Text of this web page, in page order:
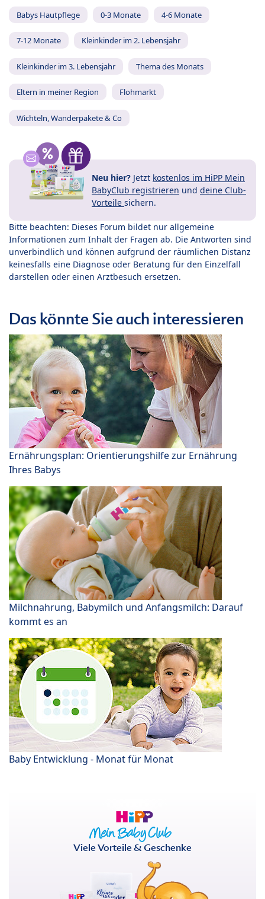
Babys Hautpflege 0-3 Monate 4-6 Monate
7-12 Monate Kleinkinder im 2. Lebensjahr
Kleinkinder im 3. Lebensjahr Thema des Monats
Eltern in meiner Region Flohmarkt
Wichteln, Wanderpakete & Co
Neu hier? Jetzt kostenlos im HiPP Mein
BabyClub registrieren und deine Club-
Vorteile sichern.
Bitte beachten: Dieses Forum bildet nur allgemeine
Informationen zum Inhalt der Fragen ab. Die Antworten sind
unverbindlich und können aufgrund der räumlichen Distanz
keinesfalls eine Diagnose oder Beratung für den Einzelfall
darstellen oder einen Arztbesuch ersetzen.
Das könnte Sie auch interessieren
Ernährungsplan: Orientierungshilfe zur Ernährung
Ihres Babys
Milchnahrung, Babymilch und Anfangsmilch: Darauf
kommt es an
Baby Entwicklung - Monat für Monat
Viele Vorteile & Geschenke